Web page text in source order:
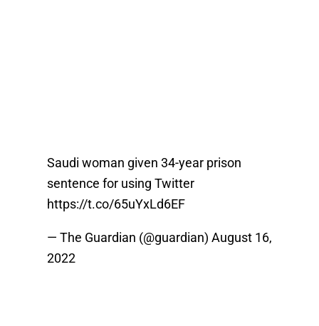
Saudi woman given 34-year prison
sentence for using Twitter
https://t.co/65uYxLd6EF
— The Guardian (@guardian) August 16,
2022